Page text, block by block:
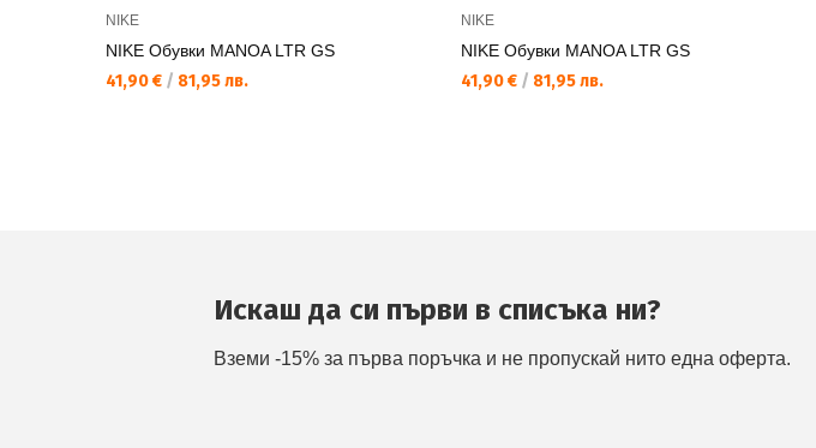
NIKE
NIKE Обувки MANOA LTR GS
41,90 € / 81,95 лв.
NIKE
NIKE Обувки MANOA LTR GS
41,90 € / 81,95 лв.
Искаш да си първи в списъка ни?
Вземи -15% за първа поръчка и не пропускай нито една оферта.